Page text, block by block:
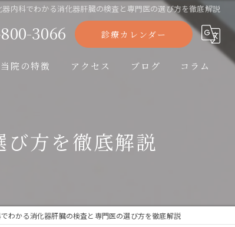
器内科でわかる消化器肝臓の検査と専門医の選び方を徹底解説
3066 診療カレンダー
当院の特徴
大腸カメラ
アレルギー
アクセス ブログ コラム
方を徹底解説
わかる消化器肝臓の検査と専門医の選び方を徹底解説